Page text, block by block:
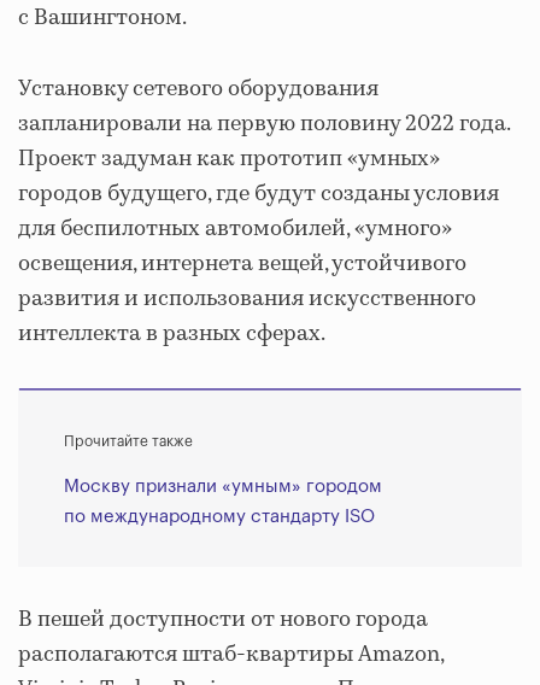
с Вашингтоном.
Установку сетевого оборудования
запланировали на первую половину 2022 года.
Проект задуман как прототип «умных»
городов будущего, где будут созданы условия
для беспилотных автомобилей, «умного»
освещения, интернета вещей, устойчивого
развития и использования искусственного
интеллекта в разных сферах.
Прочитайте также
Москву признали «умным» городом
по международному стандарту ISO
В пешей доступности от нового города
располагаются штаб-квартиры Amazon,